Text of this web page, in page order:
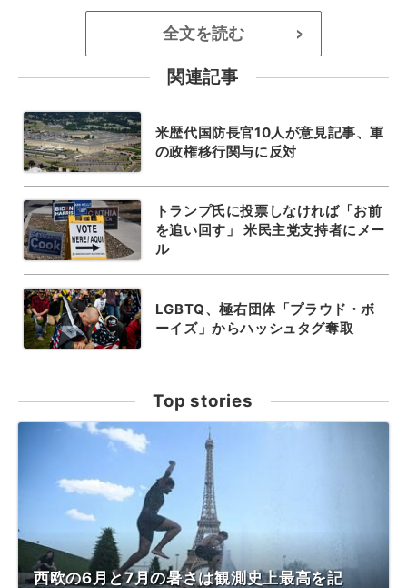
全文を読む >
関連記事
米歴代国防長官10人が意見記事、軍
の政権移行関与に反対
トランプ氏に投票しなければ「お前
を追い回す」 米民主党支持者にメー
ル
LGBTQ、極右団体「プラウド・ボ
ーイズ」からハッシュタグ奪取
Top stories
西欧の6月と7月の暑さは観測史上最高を記